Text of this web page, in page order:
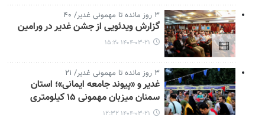
۳ روز مانده تا مهمونی غدیر/ ۴۰
گزارش ویدئویی از جشن غدیر در ورامین
۱۴۰۴-۰۳-۲۱ ۱۵:۲۰
۳ روز مانده تا مهمونی غدیر/ ۲۱
غدیر و «پیوند جامعه ایمانی»؛ استان
سمنان میزبان مهمونی ۱۵ کیلومتری
۱۴۰۴-۰۳-۲۱ ۱۲:۳۲